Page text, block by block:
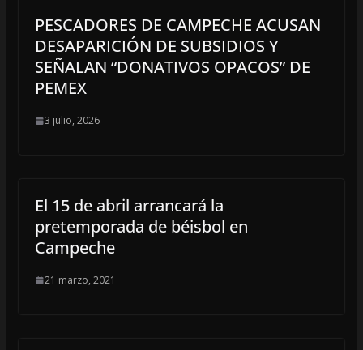
PESCADORES DE CAMPECHE ACUSAN
DESAPARICIÓN DE SUBSIDIOS Y
SEÑALAN “DONATIVOS OPACOS” DE
PEMEX
3 julio, 2026
El 15 de abril arrancará la
pretemporada de béisbol en
Campeche
21 marzo, 2021